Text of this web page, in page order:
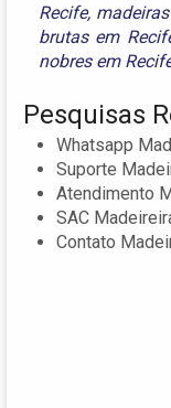
Recife,
brutas em
nobres em
Pesquisas
Whatsapp
Suporte
Atendimento
SAC
Contato